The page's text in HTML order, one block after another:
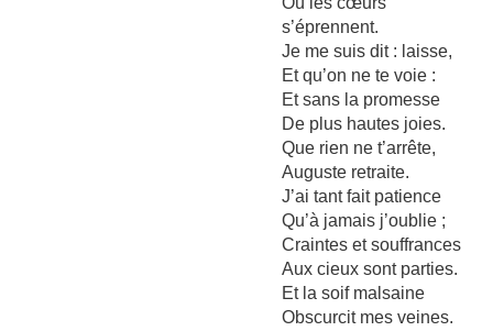
s’éprennent.
Je me suis dit : laisse,
Et qu’on ne te voie :
Et sans la promesse
De plus hautes joies.
Que rien ne t’arrête,
Auguste retraite.
J’ai tant fait patience
Qu’à jamais j’oublie ;
Craintes et souffrances
Aux cieux sont parties.
Et la soif malsaine
Obscurcit mes veines.